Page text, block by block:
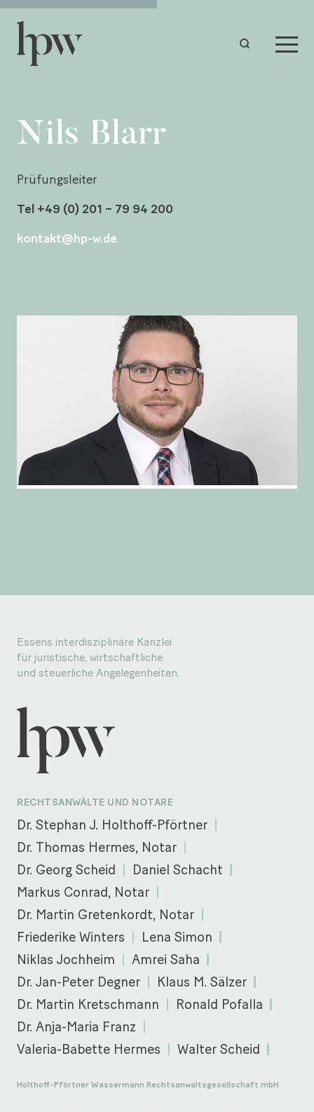
Nils Blarr
Prüfungsleiter
Tel +49 (0) 201 – 79 94 200
kontakt@hp-w.de
Essens interdisziplinäre Kanzlei
für juristische, wirtschaftliche
und steuerliche Angelegenheiten.
RECHTSANWÄLTE UND NOTARE
Dr. Stephan J. Holthoff-Pförtner
Dr. Thomas Hermes, Notar
Dr. Georg Scheid
Daniel Schacht
Markus Conrad, Notar
Dr. Martin Gretenkordt, Notar
Friederike Winters
Lena Simon
Niklas Jochheim
Amrei Saha
Dr. Jan-Peter Degner
Klaus M. Sälzer
Dr. Martin Kretschmann
Ronald Pofalla
Dr. Anja-Maria Franz
Valeria-Babette Hermes
Walter Scheid
Holthoff-Pförtner Wassermann Rechtsanwaltsgesellschaft mbH